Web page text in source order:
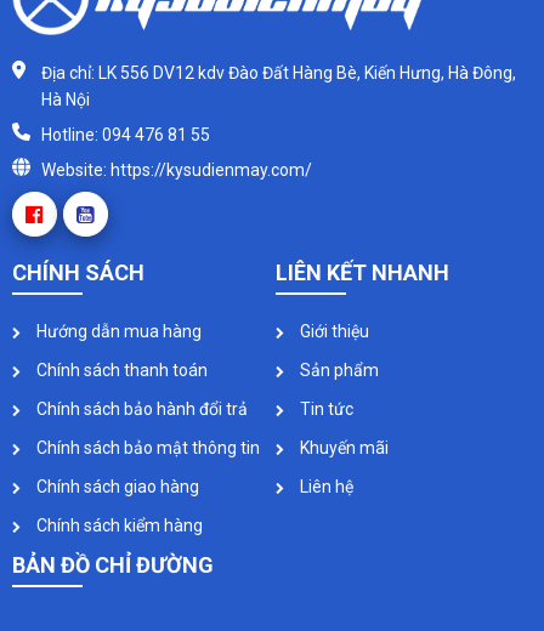
Địa chỉ: LK 556 DV12 kdv Đào Đất Hàng Bè, Kiến Hưng, Hà Đông,
Hà Nội
Hotline: 094 476 81 55
Website: https://kysudienmay.com/
CHÍNH SÁCH
Hướng dẫn mua hàng
Chính sách thanh toán
Chính sách bảo hành đổi trả
Chính sách bảo mật thông tin
Chính sách giao hàng
Chính sách kiểm hàng
LIÊN KẾT NHANH
Giới thiệu
Sản phẩm
Tin tức
Khuyến mãi
Liên hệ
BẢN ĐỒ CHỈ ĐƯỜNG